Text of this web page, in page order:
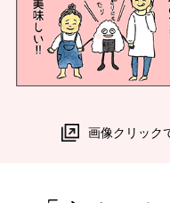
画像クリック